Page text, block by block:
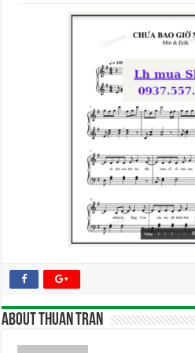
About Thuan Tran